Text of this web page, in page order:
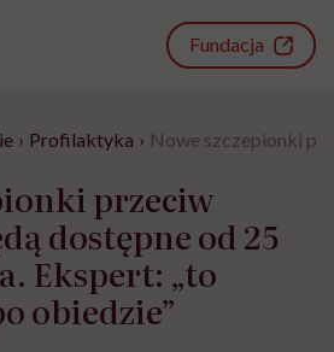
Fundacja
› Profilaktyka › Nowe szczepionki
przeciw
dostępne od 25
Ekspert: „to
obiedzie”